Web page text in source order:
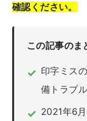
確認ください。
この記事のま
✓ 印字ミス
備トラブ
✓ 2021年6